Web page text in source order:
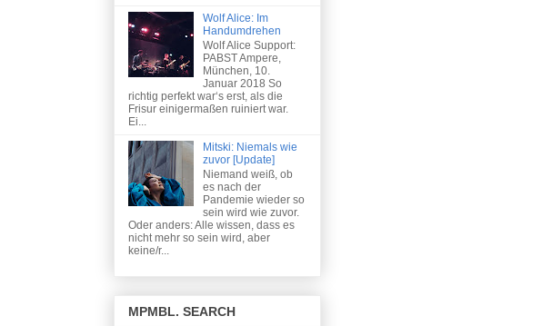
Wolf Alice: Im
Handumdrehen
Wolf Alice Support:
PABST Ampere,
München, 10.
Januar 2018 So
richtig perfekt war‘s erst, als die
Frisur einigermaßen ruiniert war.
Ei...
Mitski: Niemals wie
zuvor [Update]
Niemand weiß, ob
es nach der
Pandemie wieder so
sein wird wie zuvor.
Oder anders: Alle wissen, dass es
nicht mehr so sein wird, aber
keine/r...
MPMBL. SEARCH